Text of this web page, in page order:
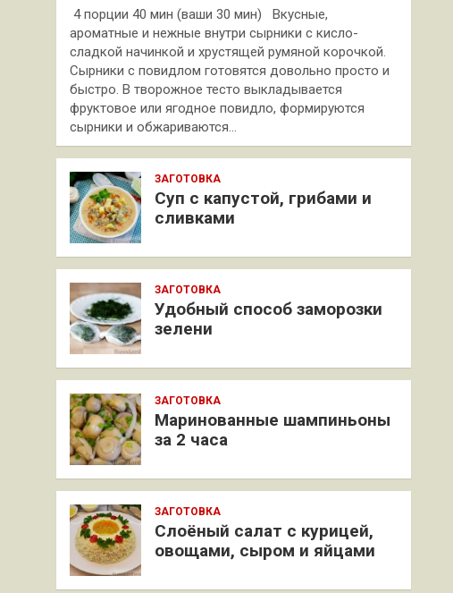
4 порции 40 мин (ваши 30 мин) Вкусные,
ароматные и нежные внутри сырники с кисло-
сладкой начинкой и хрустящей румяной корочкой.
Сырники с повидлом готовятся довольно просто и
быстро. В творожное тесто выкладывается
фруктовое или ягодное повидло, формируются
сырники и обжариваются…
ЗАГОТОВКА
Суп с капустой, грибами и
сливками
ЗАГОТОВКА
Удобный способ заморозки
зелени
ЗАГОТОВКА
Маринованные шампиньоны
за 2 часа
ЗАГОТОВКА
Слоёный салат с курицей,
овощами, сыром и яйцами